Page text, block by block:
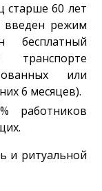
старше 60 лет
введен режим
бесплатный
или
6 месяцев).
работников
и ритуальной